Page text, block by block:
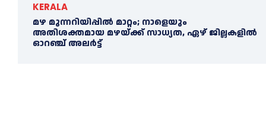
KERALA
മഴ മുന്നറിയിപ്പിൽ മാറ്റം; നാളെയും
അതിശക്തമായ മഴയ്ക്ക് സാധ്യത, ഏഴ് ജില്ലകളിൽ
ഓറഞ്ച് അലർട്ട്